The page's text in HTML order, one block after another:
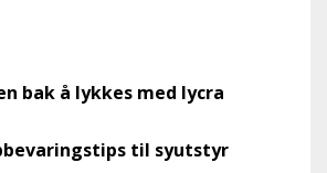
bak å lykkes med lycra
til syutstyr